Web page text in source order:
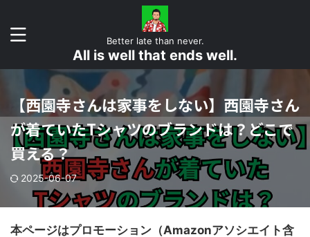
Better late than never.
All is well that ends well.
【西園寺さんは家事をしない】西園寺さん
が着ていたTシャツのブランドは？どこで
買える？
2025-06-07
本ページはプロモーション（Amazonアソシエイト含